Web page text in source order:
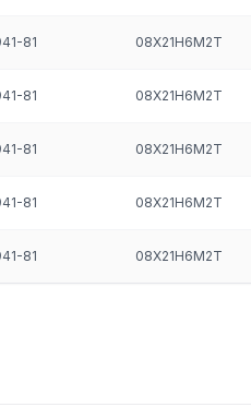
мм, длина
81 08Х21Н6М2Т
81 08Х21Н6М2Т
81 08Х21Н6М2Т
81 08Х21Н6М2Т
81 08Х21Н6М2Т